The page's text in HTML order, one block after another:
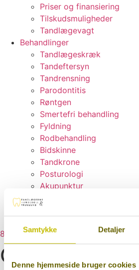
Samtykke Detaljer
Denne hjemmeside bruger cookies
Priser og finansiering
Tilskudsmuligheder
Tandlægevagt
Behandlinger
Tandlægeskræk
Tandeftersyn
Tandrensning
Parodontitis
Røntgen
Smertefri behandling
Fyldning
Rodbehandling
Bidskinne
Tandkrone
Posturologi
Akupunktur
Bidfunktion
86463061
Our Blog